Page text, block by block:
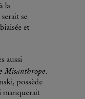
la
se
et
aussi
Misanthrope.
possède
manquerait